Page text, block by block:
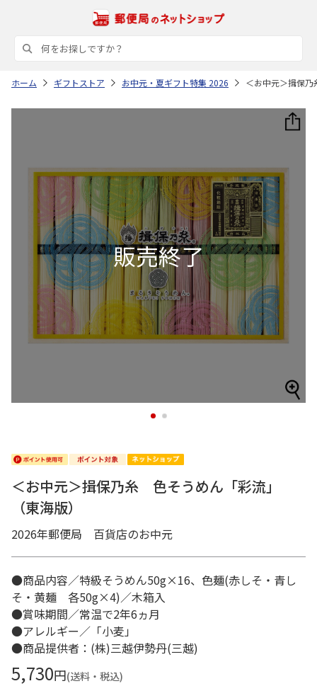
ホーム ギフトストア お中元・夏ギフト特集 2026 ＜お中元＞揖保
1 2
＜お中元＞揖保乃糸 色そうめん「彩流」
（東海版）
2026年郵便局 百貨店のお中元
●商品内容／特級そうめん50g×16、色麺(赤しそ・青し
そ・黄麺 各50g×4)／木箱入
●賞味期間／常温で2年6ヵ月
●アレルギー／「小麦」
●商品提供者：(株)三越伊勢丹(三越)
5,730円(送料・税込)